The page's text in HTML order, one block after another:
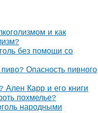
и как
без помощи со
пиво? Опасность пивного
Ален Карр и его книги
похмелье?
народными